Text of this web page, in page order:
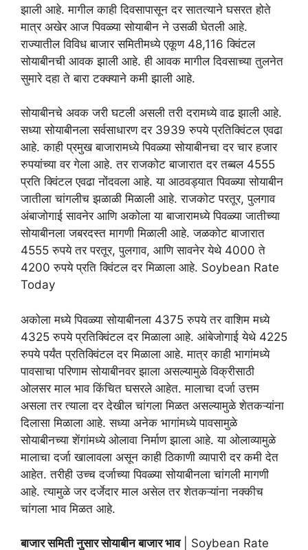
झाली आहे. मागील काही दिवसापासून दर सातत्याने घसरत होते
मात्र अखेर आज पिवळ्या सोयाबीन ने उसळी घेतली आहे.
राज्यातील विविध बाजार समितीमध्ये एकूण 48,116 क्विंटल
सोयाबीनची आवक झाली आहे. ही आवक मागील दिवसाच्या तुलनेत
सुमारे दहा ते बारा टक्क्याने कमी झाली आहे.
सोयाबीनचे अवक जरी घटली असली तरी दरामध्ये वाढ झाली आहे.
सध्या सोयाबीनला सर्वसाधारण दर 3939 रुपये प्रतिक्विंटल एवढा
आहे. काही प्रमुख बाजारामध्ये पिवळ्या सोयाबीनचा दर चार हजार
रुपयांच्या वर गेला आहे. तर राजकोट बाजारात दर तब्बल 4555
प्रति क्विंटल एवढा नोंदवला आहे. या आठवड्यात पिवळ्या सोयाबीन
जातीला चांगलीच झळाळी मिळाली आहे. राजकोट परतूर, पुलगाव
अंबाजोगाई सावनेर आणि अकोला या बाजारामध्ये पिवळ्या जातीच्या
सोयाबीनला जबरदस्त मागणी मिळाली आहे. जळकोट बाजारात
4555 रुपये तर परतूर, पुलगाव, आणि सावनेर येथे 4000 ते
4200 रुपये प्रति क्विंटल दर मिळाला आहे. Soybean Rate
Today
अकोला मध्ये पिवळ्या सोयाबीनला 4375 रुपये तर वाशिम मध्ये
4325 रुपये प्रतिक्विंटल दर मिळाला आहे. आंबेजोगाई येथे 4225
रुपये पर्यंत प्रतिक्विंटल दर मिळाला आहे. मात्र काही भागांमध्ये
पावसाचा परिणाम सोयाबीनवर झाला असल्यामुळे विक्रीसाठी
ओलसर माल भाव किंचित घसरले आहेत. मालाचा दर्जा उत्तम
असला तर त्याला दर देखील चांगला मिळत असल्यामुळे शेतकऱ्यांना
दिलासा मिळाला आहे. सध्या अनेक भागांमध्ये पावसामुळे
सोयाबीनच्या शेंगांमध्ये ओलावा निर्माण झाला आहे. या ओलाव्यामुळे
मालाचा दर्जा खालावला असून काही ठिकाणी व्यापारी दर कमी देत
आहेत. तरीही उच्च दर्जाच्या पिवळ्या सोयाबीनला चांगली मागणी
आहे. त्यामुळे जर दर्जेदार माल असेल तर शेतकऱ्यांना नक्कीच
चांगला भाव मिळत आहे.
बाजार समिती नुसार सोयाबीन बाजार भाव| Soybean Rate